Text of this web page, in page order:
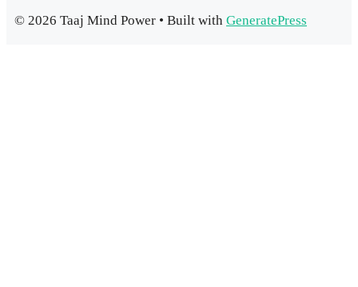
© 2026 Taaj Mind Power • Built with GeneratePress